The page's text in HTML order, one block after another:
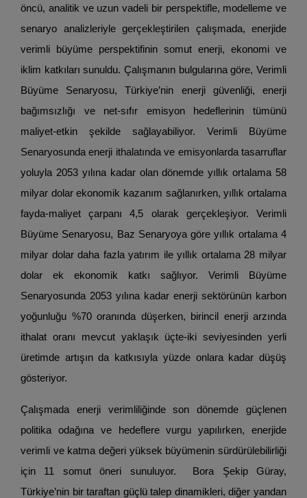
öncü, analitik ve uzun vadeli bir perspektifle, modelleme ve
senaryo analizleriyle gerçekleştirilen çalışmada, enerjide
verimli büyüme perspektifinin somut enerji, ekonomi ve
iklim katkıları sunuldu. Çalışmanın bulgularına göre, Verimli
Büyüme Senaryosu, Türkiye’nin enerji güvenliği, enerji
bağımsızlığı ve net-sıfır emisyon hedeflerinin tümünü
maliyet-etkin şekilde sağlayabiliyor. Verimli Büyüme
Senaryosunda enerji ithalatında ve emisyonlarda tasarruflar
yoluyla 2053 yılına kadar olan dönemde yıllık ortalama 58
milyar dolar ekonomik kazanım sağlanırken, yıllık ortalama
fayda-maliyet çarpanı 4,5 olarak gerçekleşiyor. Verimli
Büyüme Senaryosu, Baz Senaryoya göre yıllık ortalama 4
milyar dolar daha fazla yatırım ile yıllık ortalama 28 milyar
dolar ek ekonomik katkı sağlıyor. Verimli Büyüme
Senaryosunda 2053 yılına kadar enerji sektörünün karbon
yoğunluğu %70 oranında düşerken, birincil enerji arzında
ithalat oranı mevcut yaklaşık üçte-iki seviyesinden yerli
üretimde artışın da katkısıyla yüzde onlara kadar düşüş
gösteriyor.
Çalışmada enerji verimliliğinde son dönemde güçlenen
politika odağına ve hedeflere vurgu yapılırken, enerjide
verimli ve katma değeri yüksek büyümenin sürdürülebilirliği
için 11 somut öneri sunuluyor. Bora Şekip Güray,
Türkiye’nin bir taraftan güçlü talep dinamikleri, diğer yandan